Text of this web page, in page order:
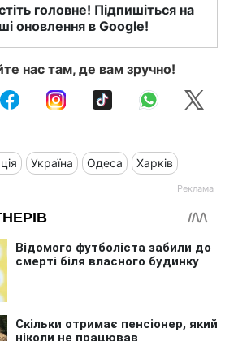
головне! Підпишіться на
оновлення в Google!
нас там, де вам зручно!
Україна Одеса Харків